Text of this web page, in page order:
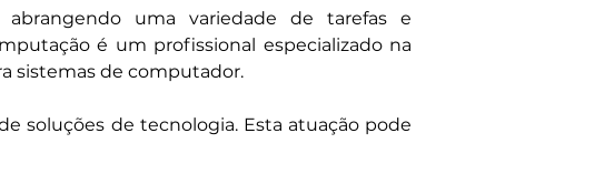
uma variedade de tarefas e
é um profissional especializado na
sistemas de computador.
soluções de tecnologia. Esta atuação pode